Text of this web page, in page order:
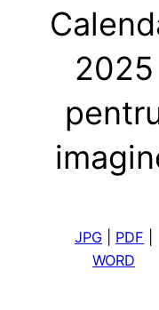
2025
JPG PDF
WORD